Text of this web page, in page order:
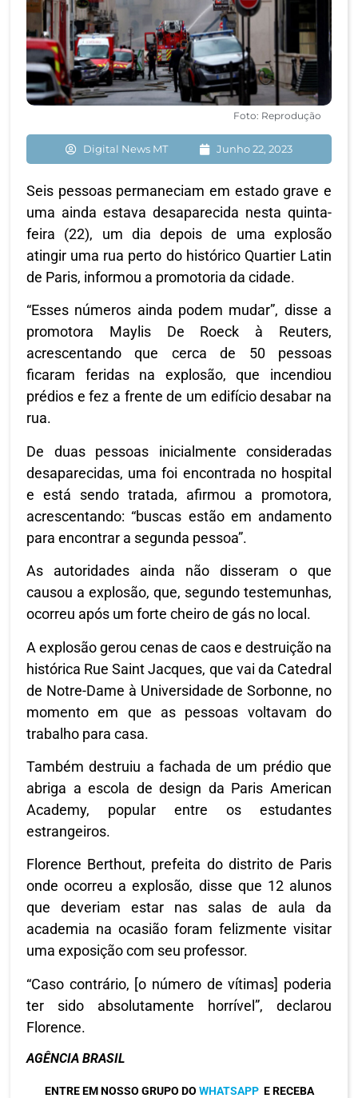
Foto: Reprodução
Digital News MT Junho 22, 2023
Seis pessoas permaneciam em estado grave e
uma ainda estava desaparecida nesta quinta-
feira (22), um dia depois de uma explosão
atingir uma rua perto do histórico Quartier Latin
de Paris, informou a promotoria da cidade.
“Esses números ainda podem mudar”, disse a
promotora Maylis De Roeck à Reuters,
acrescentando que cerca de 50 pessoas
ficaram feridas na explosão, que incendiou
prédios e fez a frente de um edifício desabar na
rua.
De duas pessoas inicialmente consideradas
desaparecidas, uma foi encontrada no hospital
e está sendo tratada, afirmou a promotora,
acrescentando: “buscas estão em andamento
para encontrar a segunda pessoa”.
As autoridades ainda não disseram o que
causou a explosão, que, segundo testemunhas,
ocorreu após um forte cheiro de gás no local.
A explosão gerou cenas de caos e destruição na
histórica Rue Saint Jacques, que vai da Catedral
de Notre-Dame à Universidade de Sorbonne, no
momento em que as pessoas voltavam do
trabalho para casa.
Também destruiu a fachada de um prédio que
abriga a escola de design da Paris American
Academy, popular entre os estudantes
estrangeiros.
Florence Berthout, prefeita do distrito de Paris
onde ocorreu a explosão, disse que 12 alunos
que deveriam estar nas salas de aula da
academia na ocasião foram felizmente visitar
uma exposição com seu professor.
“Caso contrário, [o número de vítimas] poderia
ter sido absolutamente horrível”, declarou
Florence.
AGÊNCIA BRASIL
ENTRE EM NOSSO GRUPO DO WHATSAPP E RECEBA